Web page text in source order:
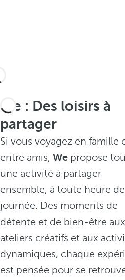
We : Des loisirs à
partager
Si vous voyagez en famille
entre amis, We propose
une activité à partager
ensemble, à toute heure
journée. Des moments de
détente et de bien-être aux
ateliers créatifs et aux
dynamiques, chaque
est pensée pour se